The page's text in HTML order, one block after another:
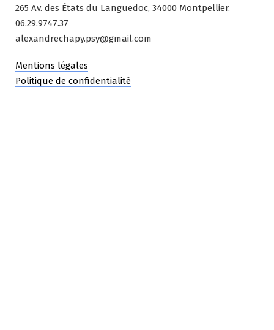
265 Av. des États du Languedoc, 34000 Montpellier.
06.29.9747.37
alexandrechapy.psy@gmail.com
Mentions légales
Politique de confidentialité